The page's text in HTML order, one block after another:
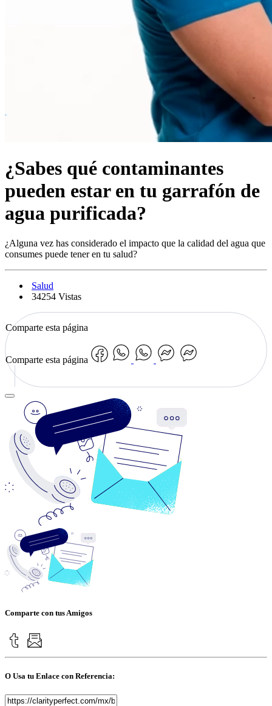
¿Sabes qué contaminantes
pueden estar en tu garrafón de
agua purificada?
¿Alguna vez has considerado el impacto que la calidad del agua que
consumes puede tener en tu salud?
Salud
34254 Vistas
Comparte esta página
Comparte esta página
Comparte con tus Amigos
O Usa tu Enlace con Referencia: